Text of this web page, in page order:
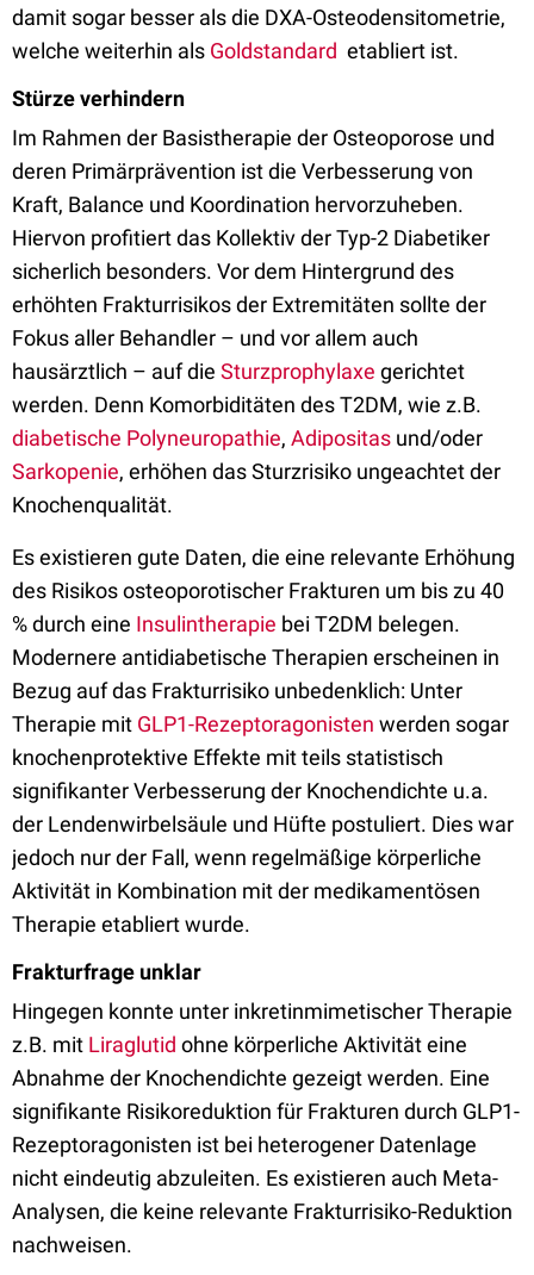
damit sogar besser als die DXA-Osteodensitometrie,
welche weiterhin als Goldstandard etabliert ist.
Stürze verhindern
Im Rahmen der Basistherapie der Osteoporose und
deren Primärprävention ist die Verbesserung von
Kraft, Balance und Koordination hervorzuheben.
Hiervon profitiert das Kollektiv der Typ-2 Diabetiker
sicherlich besonders. Vor dem Hintergrund des
erhöhten Frakturrisikos der Extremitäten sollte der
Fokus aller Behandler – und vor allem auch
hausärztlich – auf die Sturzprophylaxe gerichtet
werden. Denn Komorbiditäten des T2DM, wie z.B.
diabetische Polyneuropathie, Adipositas und/oder
Sarkopenie, erhöhen das Sturzrisiko ungeachtet der
Knochenqualität.
Es existieren gute Daten, die eine relevante Erhöhung
des Risikos osteoporotischer Frakturen um bis zu 40
% durch eine Insulintherapie bei T2DM belegen.
Modernere antidiabetische Therapien erscheinen in
Bezug auf das Frakturrisiko unbedenklich: Unter
Therapie mit GLP1-Rezeptoragonisten werden sogar
knochenprotektive Effekte mit teils statistisch
signifikanter Verbesserung der Knochendichte u.a.
der Lendenwirbelsäule und Hüfte postuliert. Dies war
jedoch nur der Fall, wenn regelmäßige körperliche
Aktivität in Kombination mit der medikamentösen
Therapie etabliert wurde.
Frakturfrage unklar
Hingegen konnte unter inkretinmimetischer Therapie
z.B. mit Liraglutid ohne körperliche Aktivität eine
Abnahme der Knochendichte gezeigt werden. Eine
signifikante Risikoreduktion für Frakturen durch GLP1-
Rezeptoragonisten ist bei heterogener Datenlage
nicht eindeutig abzuleiten. Es existieren auch Meta-
Analysen, die keine relevante Frakturrisiko-Reduktion
nachweisen.